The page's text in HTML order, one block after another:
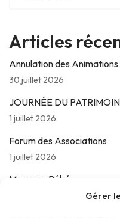
Gérer
Articles
Annulation des Animations
30 juillet 2026
JOURNÉE DU
1 juillet 2026
Forum des Associations
1 juillet 2026
Massage Bébé